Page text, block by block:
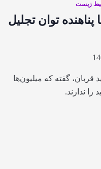
زیست
توان تجلیل
گفته که میلیون‌ها
را ندارند.